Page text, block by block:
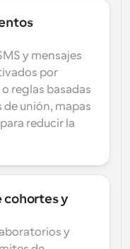
y mensajes
por
reglas basadas
de unión, mapas
reducir la
cohortes y
y